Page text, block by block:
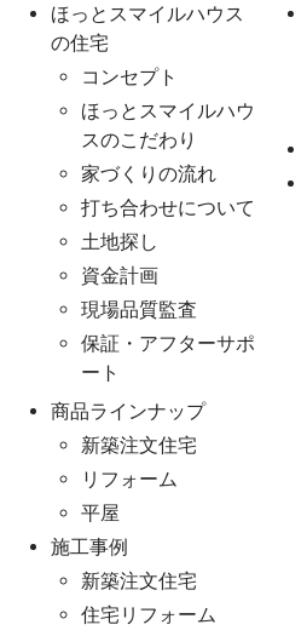
ほっとスマイルハウス
の住宅
コンセプト
ほっとスマイルハウ
スのこだわり
家づくりの流れ
打ち合わせについて
土地探し
資金計画
現場品質監査
保証・アフターサポ
ート
商品ラインナップ
新築注文住宅
リフォーム
平屋
施工事例
新築注文住宅
住宅リフォーム